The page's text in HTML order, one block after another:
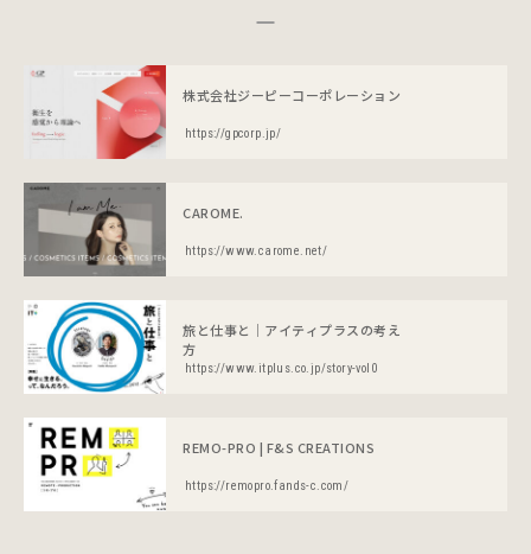
株式会社ジーピーコーポレーション
https://gpcorp.jp/
CAROME.
https://www.carome.net/
旅と仕事と｜アイティプラスの考え
方
https://www.itplus.co.jp/story-vol0
REMO-PRO | F&S CREATIONS
https://remopro.fands-c.com/